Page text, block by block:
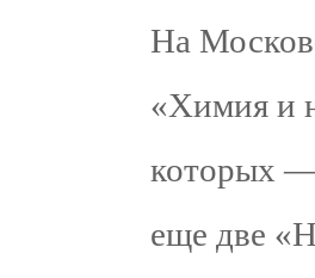
На
«Химия и
которых —
еще две